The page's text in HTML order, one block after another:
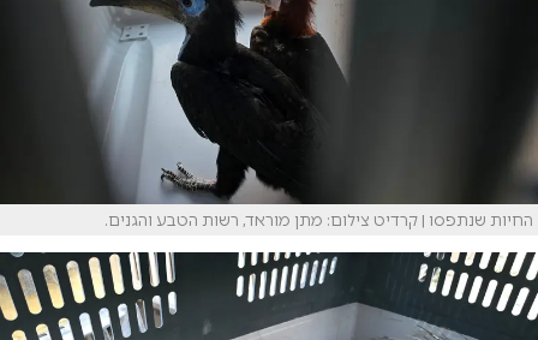
החיות שנתפסו | קרדיט צילום: מתן מוראד, רשות הטבע והגנים.